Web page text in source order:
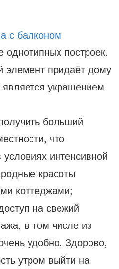
с балконом
построек.
элемент придаёт дому
украшением
больший
что
интенсивной
красоты
коттеджами;
на свежий
в том числе из
удобно. Здорово,
утром выйти на